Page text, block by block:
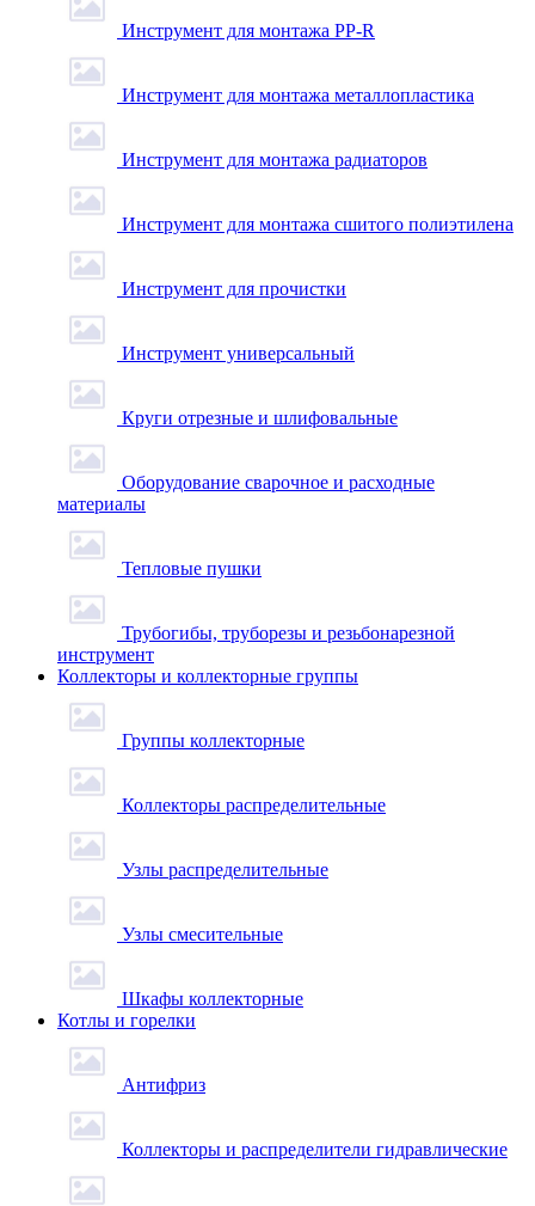
Инструмент для монтажа PP-R
Инструмент для монтажа металлопластика
Инструмент для монтажа радиаторов
Инструмент для монтажа сшитого полиэтилена
Инструмент для прочистки
Инструмент универсальный
Круги отрезные и шлифовальные
Оборудование сварочное и расходные
материалы
Тепловые пушки
Трубогибы, труборезы и резьбонарезной
инструмент
Коллекторы и коллекторные группы
Группы коллекторные
Коллекторы распределительные
Узлы распределительные
Узлы смесительные
Шкафы коллекторные
Котлы и горелки
Антифриз
Коллекторы и распределители гидравлические